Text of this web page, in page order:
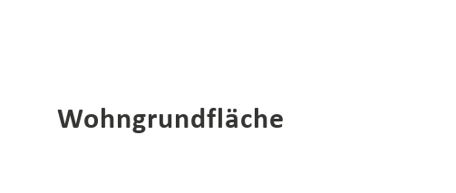
Dachgeschoss
Wohngrundfläche